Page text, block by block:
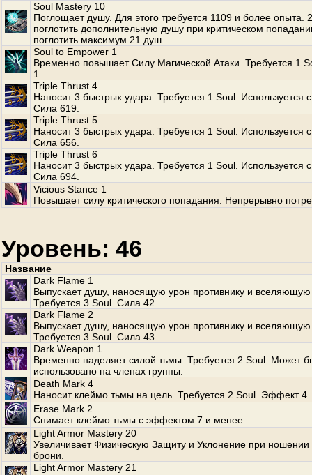
Soul Mastery 10
Поглощает душу. Для этого требуется 1109 и более опыта.
поглотить дополнительную душу при критическом
поглотить максимум 21 душ.
Soul to Empower 1
Временно повышает Силу Магической Атаки. Требуется 1
1.
Triple Thrust 4
Наносит 3 быстрых удара. Требуется 1 Soul. Используется
Сила 619.
Triple Thrust 5
Наносит 3 быстрых удара. Требуется 1 Soul. Используется
Сила 656.
Triple Thrust 6
Наносит 3 быстрых удара. Требуется 1 Soul. Используется
Сила 694.
Vicious Stance 1
Повышает силу критического попадания. Непрерывно
Уровень: 46
Название
Dark Flame 1
Выпускает душу, наносящую урон противнику и вселяющую
Требуется 3 Soul. Сила 42.
Dark Flame 2
Выпускает душу, наносящую урон противнику и вселяющую
Требуется 3 Soul. Сила 43.
Dark Weapon 1
Временно наделяет силой тьмы. Требуется 2 Soul. Может
использовано на членах группы.
Death Mark 4
Наносит клеймо тьмы на цель. Требуется 2 Soul. Эффект 4.
Erase Mark 2
Снимает клеймо тьмы с эффектом 7 и менее.
Light Armor Mastery 20
Увеличивает Физическую Защиту и Уклонение при ношении
брони.
Light Armor Mastery 21